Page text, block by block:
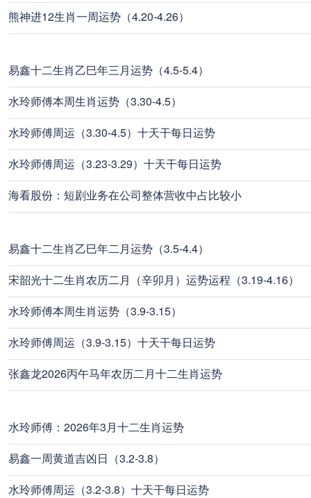
熊神进12生肖一周运势（4.20-4.26）
易鑫十二生肖乙巳年三月运势（4.5-5.4）
水玲师傅本周生肖运势（3.30-4.5）
水玲师傅周运（3.30-4.5）十天干每日运势
水玲师傅周运（3.23-3.29）十天干每日运势
海看股份：短剧业务在公司整体营收中占比较小
易鑫十二生肖乙巳年二月运势（3.5-4.4）
宋韶光十二生肖农历二月（辛卯月）运势运程（3.19-4.16）
水玲师傅本周生肖运势（3.9-3.15）
水玲师傅周运（3.9-3.15）十天干每日运势
张鑫龙2026丙午马年农历二月十二生肖运势
水玲师傅：2026年3月十二生肖运势
易鑫一周黄道吉凶日（3.2-3.8）
水玲师傅周运（3.2-3.8）十天干每日运势